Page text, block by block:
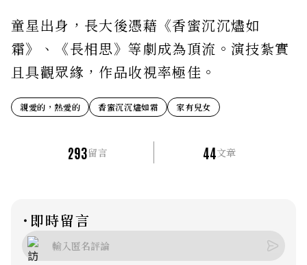
童星出身，長大後憑藉《香蜜沉沉燼如
霜》、《長相思》等劇成為頂流。演技紮實
且具觀眾緣，作品收視率極佳。
親愛的，熱愛的 香蜜沉沉燼如霜 家有兒女
293留言 44文章
˙即時留言